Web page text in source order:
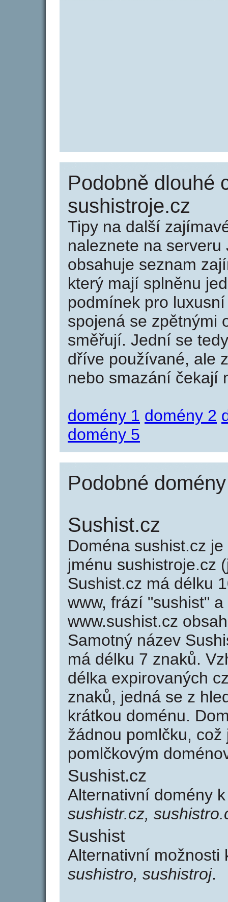
Podobně dlouhé
sushistroje.cz
Tipy na další
naleznete na serveru
obsahuje seznam
který mají splněnu
podmínek pro
spojená se zpětnými
směřují. Jední se
dříve používané, ale
nebo smazání čekají
domény 1 domény 2
domény 5
Podobné
Sushist.cz
Doména sushist.cz
jménu sushistroje.cz
Sushist.cz má délku
www, frází "sushist"
www.sushist.cz
Samotný název
má délku 7 znaků.
délka expirovaných
znaků, jedná se z
krátkou doménu.
žádnou pomlčku,
pomlčkovým
Sushist.cz
Alternativní domény
sushistr.cz,
Sushist
Alternativní
sushistro, sushistroj.